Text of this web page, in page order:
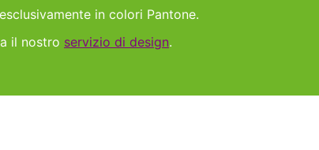
in colori Pantone.
il nostro servizio di design.